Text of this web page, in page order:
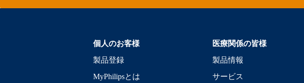
個人のお客様
製品登録
MyPhilipsとは
医療関係の皆様
製品情報
サービス